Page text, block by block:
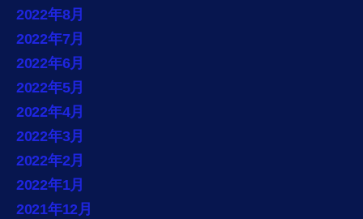
2022年8月
2022年7月
2022年6月
2022年5月
2022年4月
2022年3月
2022年2月
2022年1月
2021年12月